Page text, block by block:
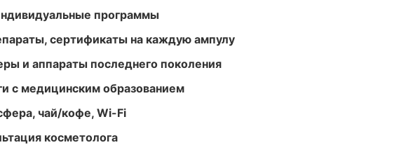
программы
сертификаты на каждую ампулу
и аппараты последнего поколения
с медицинским образованием
чай/кофе, Wi-Fi
косметолога